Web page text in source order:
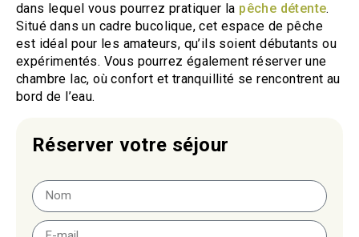
dans lequel vous pourrez pratiquer la pêche détente.
Situé dans un cadre bucolique, cet espace de pêche
est idéal pour les amateurs, qu’ils soient débutants ou
expérimentés. Vous pourrez également réserver une
chambre lac, où confort et tranquillité se rencontrent au
bord de l’eau.
Réserver votre séjour